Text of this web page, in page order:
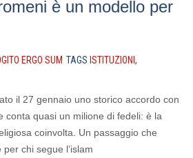
è un modello per
ERGO SUM TAGS ISTITUZIONI ,
il 27 gennaio uno storico accordo con
conta quasi un milione di fedeli: è la
coinvolta. Un passaggio che
chi segue l’islam